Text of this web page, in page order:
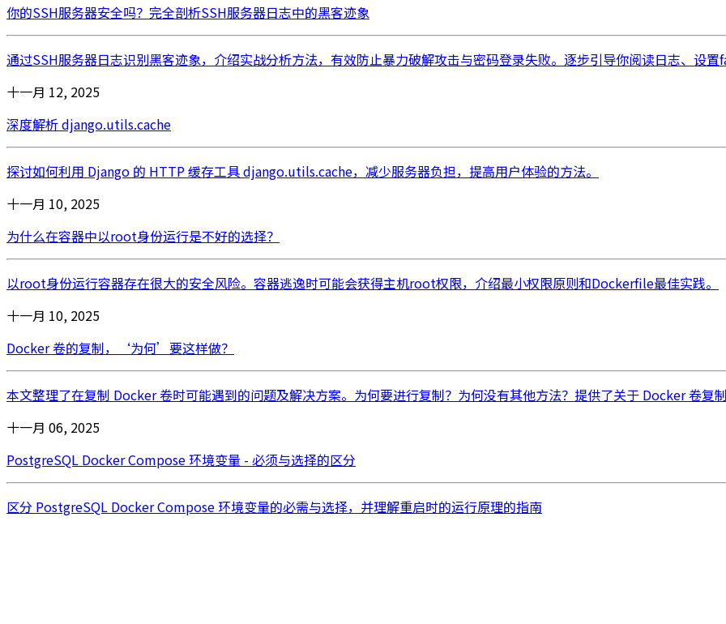
你的SSH服务器安全吗？完全剖析SSH服务器日志中的黑客迹象
通过SSH服务器日志识别黑客迹象，介绍实战分析方法，有效防止暴力破解攻击与密码登录失败。逐步引导你阅读日志、设置
十一月 12, 2025
深度解析 django.utils.cache
探讨如何利用 Django 的 HTTP 缓存工具 django.utils.cache，减少服务器负担，提高用户体验的方法。
十一月 10, 2025
为什么在容器中以root身份运行是不好的选择？
以root身份运行容器存在很大的安全风险。容器逃逸时可能会获得主机root权限，介绍最小权限原则和Dockerfile最佳实践。
十一月 10, 2025
Docker 卷的复制，‘为何’要这样做？
本文整理了在复制 Docker 卷时可能遇到的问题及解决方案。为何要进行复制？为何没有其他方法？提供了关于 Docker 卷复制
十一月 06, 2025
PostgreSQL Docker Compose 环境变量 - 必须与选择的区分
区分 PostgreSQL Docker Compose 环境变量的必需与选择，并理解重启时的运行原理的指南